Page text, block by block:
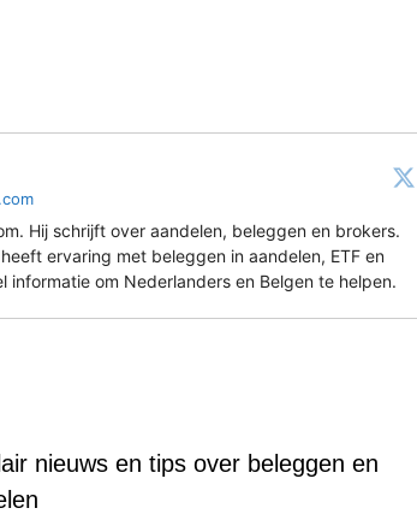
Hij schrijft over aandelen, beleggen en brokers.
ervaring met beleggen in aandelen, ETF en
om Nederlanders en Belgen te helpen.
nieuws en tips over beleggen en